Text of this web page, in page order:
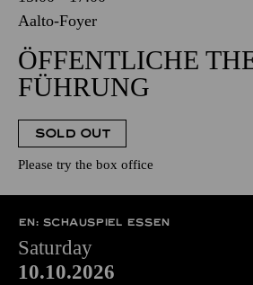
Aalto-Foyer
ÖFFENTLICHE
FÜHRUNG
SOLD OUT
Please try the box office
EN: SCHAUSPIEL ESSEN
Saturday
10.10.2026